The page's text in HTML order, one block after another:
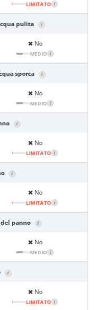
LIMITATO i
pulita i
No
MEDIO i
sporca i
No
MEDIO i
i
No
LIMITATO i
i
No
LIMITATO i
panno i
No
MEDIO i
i
No
LIMITATO i